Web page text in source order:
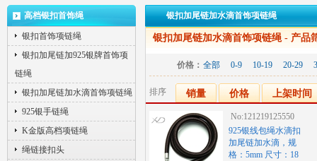
高档银扣首饰绳
银扣首饰项链绳
银扣加尾链加925银牌首饰项
链绳
银扣加尾链加水滴首饰项链绳
925银手链绳
K金版高档项链绳
绳链接扣头
银扣加尾链加水滴首饰项链绳
银扣加尾链加水滴首饰项链绳- 产品
价格： 全部 0-9 10-19 20-29
排序 销量 价格 上架时间
No:121219125550
925银线包绳水滴扣
加尾链加水滴，规
格：5mm 尺寸：18